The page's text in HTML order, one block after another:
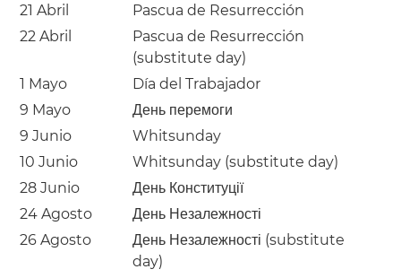
21 Abril
Pascua de Resurrección
22 Abril
Pascua de Resurrección
(substitute day)
1 Mayo
Día del Trabajador
9 Mayo
День перемоги
9 Junio
Whitsunday
10 Junio
Whitsunday (substitute day)
28 Junio
День Конституції
24 Agosto
День Незалежності
26 Agosto
День Незалежності (substitute
day)